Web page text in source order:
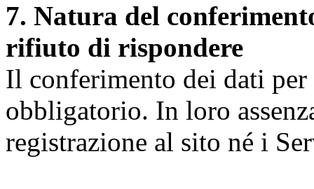
7. Natura del
rifiuto di rispondere
Il conferimento dei dati
obbligatorio. In loro
registrazione al sito né i